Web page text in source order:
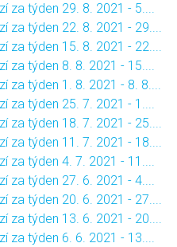
za týden 29. 8. 2021 - 5....
za týden 22. 8. 2021 - 29....
za týden 15. 8. 2021 - 22....
za týden 8. 8. 2021 - 15....
za týden 1. 8. 2021 - 8. 8....
za týden 25. 7. 2021 - 1....
za týden 18. 7. 2021 - 25....
za týden 11. 7. 2021 - 18....
za týden 4. 7. 2021 - 11....
za týden 27. 6. 2021 - 4....
za týden 20. 6. 2021 - 27....
za týden 13. 6. 2021 - 20....
za týden 6. 6. 2021 - 13....